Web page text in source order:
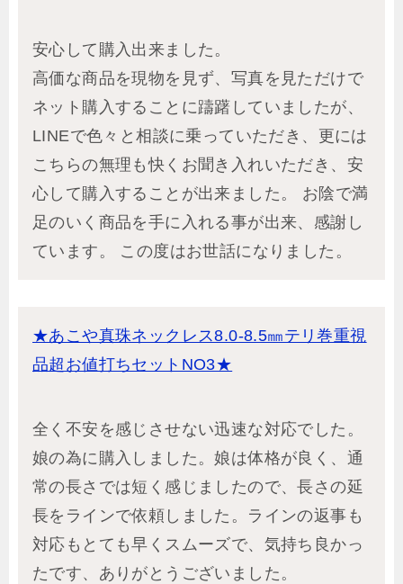
安心して購入出来ました。
高価な商品を現物を見ず、写真を見ただけで
ネット購入することに躊躇していましたが、
LINEで色々と相談に乗っていただき、更には
こちらの無理も快くお聞き入れいただき、安
心して購入することが出来ました。 お陰で満
足のいく商品を手に入れる事が出来、感謝し
ています。 この度はお世話になりました。
★あこや真珠ネックレス8.0-8.5㎜テリ巻重視
品超お値打ちセットNO3★
全く不安を感じさせない迅速な対応でした。
娘の為に購入しました。娘は体格が良く、通
常の長さでは短く感じましたので、長さの延
長をラインで依頼しました。ラインの返事も
対応もとても早くスムーズで、気持ち良かっ
たです、ありがとうございました。